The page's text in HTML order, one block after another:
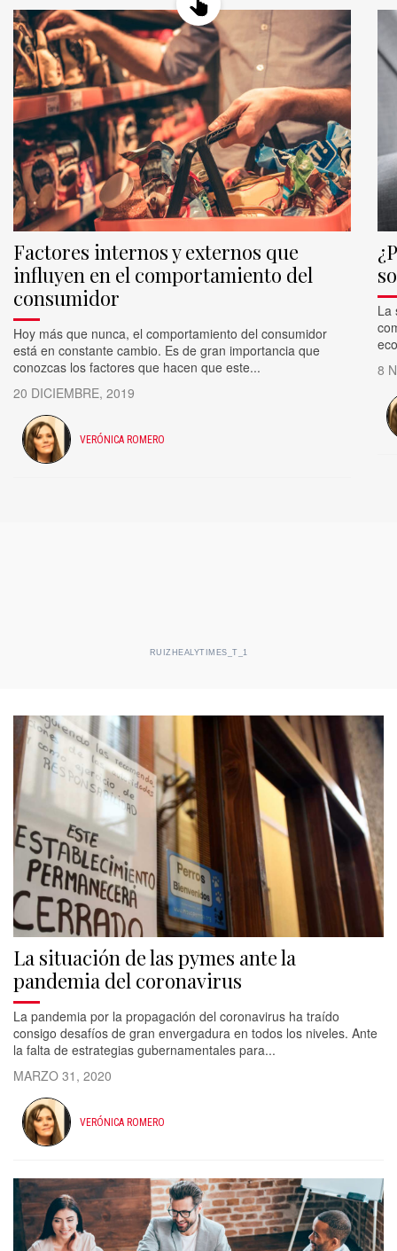
Factores internos y externos que
influyen en el comportamiento del
consumidor
Hoy más que nunca, el comportamiento del consumidor
está en constante cambio. Es de gran importancia que
conozcas los factores que hacen que este...
20 DICIEMBRE, 2019
VERÓNICA ROMERO
La
8
RUIZHEALYTIMES_T_1
La situación de las pymes ante la
pandemia del coronavirus
La pandemia por la propagación del coronavirus ha traído
consigo desafíos de gran envergadura en todos los niveles. Ante
la falta de estrategias gubernamentales para...
MARZO 31, 2020
VERÓNICA ROMERO